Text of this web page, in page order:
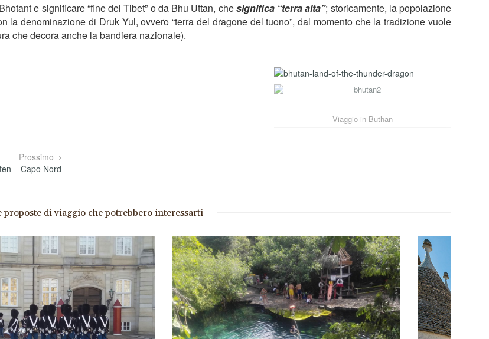
e significare “fine del Tibet” o da Bhu Uttan, chesignifica “terra alta”; storicamente, la popolazione
la denominazione di Druk Yul, ovvero “terra del dragone del tuono”, dal momento che la tradizione vuole
che decora anche la bandiera nazionale).
Viaggio in Buthan
Prossimo
– Capo Nord
proposte di viaggio che potrebbero interessarti